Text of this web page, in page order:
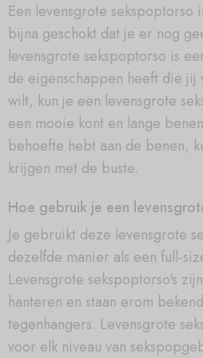
Een levensgrote
bijna geschokt dat je er nog
levensgrote sekspoptorso is
de eigenschappen heeft die jij
wilt, kun je een levensgrote
een mooie kont en lange
behoefte hebt aan de benen,
krijgen met de buste.
Hoe gebruik je een
Je gebruikt deze levensgrote
dezelfde manier als een full-
Levensgrote sekspoptorso's
hanteren en staan erom
tegenhangers. Levensgrote
voor elk niveau van